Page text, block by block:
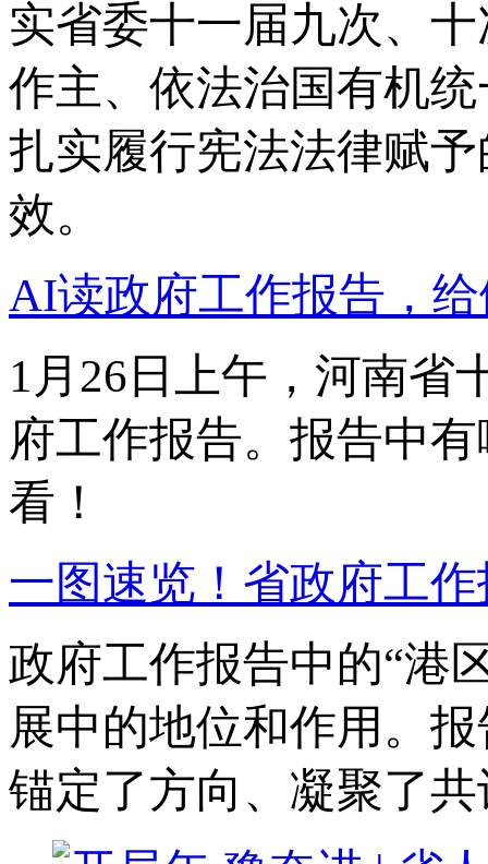
实省委十一届九次、
作主、依法治国有机
扎实履行宪法法律赋
效。
AI读政府工作报告，
1月26日上午，河南省
府工作报告。报告中
看！
一图速览！省政府工
政府工作报告中的“港
展中的地位和作用。
锚定了方向、凝聚了